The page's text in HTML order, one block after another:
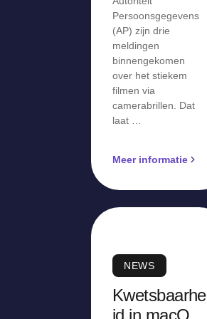
Persoonsgegevens
(AP) zijn drie
meldingen
binnengekomen
over het stiekem
filmen via
camerabrillen. Dat
laat …
Meer informatie
NEWS
Kwetsbaarhe
id in macOS